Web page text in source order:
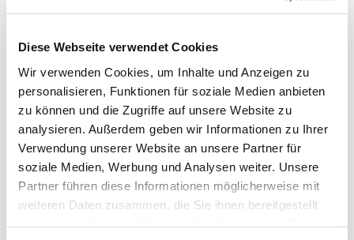
Diese Webseite verwendet Cookies
Wir verwenden Cookies, um Inhalte und Anzeigen zu
personalisieren, Funktionen für soziale Medien anbieten
zu können und die Zugriffe auf unsere Website zu
analysieren. Außerdem geben wir Informationen zu Ihrer
Verwendung unserer Website an unsere Partner für
soziale Medien, Werbung und Analysen weiter. Unsere
Partner führen diese Informationen möglicherweise mit
weiteren Daten zusammen, die Sie ihnen bereitgestellt
Dies könnte Sie auch
interessieren